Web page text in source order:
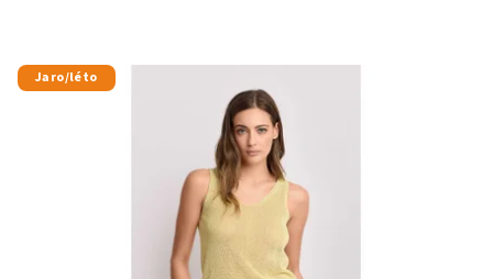
Jaro/léto